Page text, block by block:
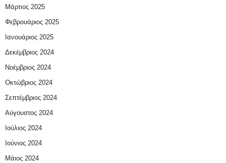
Μάρτιος 2025
Φεβρουάριος 2025
Ιανουάριος 2025
Δεκέμβριος 2024
Νοέμβριος 2024
Οκτώβριος 2024
Σεπτέμβριος 2024
Αύγουστος 2024
Ιούλιος 2024
Ιούνιος 2024
Μάιος 2024